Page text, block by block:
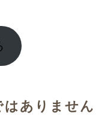
ありません